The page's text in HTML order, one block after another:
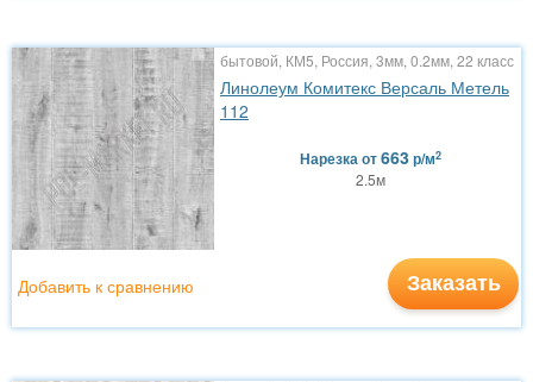
бытовой, КМ5, Россия, 3мм, 0.2мм, 22 класс
Линолеум Комитекс Версаль Метель
112
Нарезкаот663р/м2
2.5м
Заказать
Добавить к сравнению